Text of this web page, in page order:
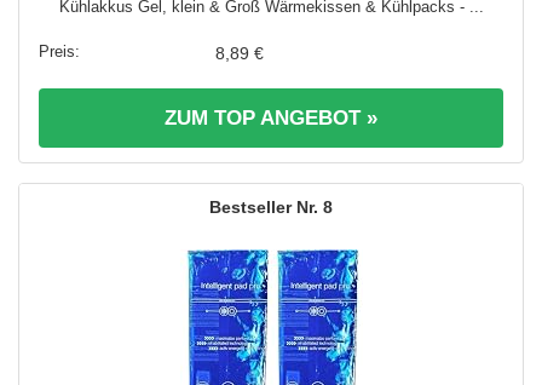
Kühlakkus Gel, klein & Groß Wärmekissen & Kühlpacks - ...
8,89 €
ZUM TOP ANGEBOT »
8